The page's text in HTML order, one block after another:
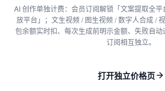
AI 创作单独计费：会员订阅解锁「文案提取全
放平台」；文生视频 / 图生视频 / 数字人合成 /
包余额实时扣、每次生成前明示金额、失败自
订阅相互独立。
打开独立价格页